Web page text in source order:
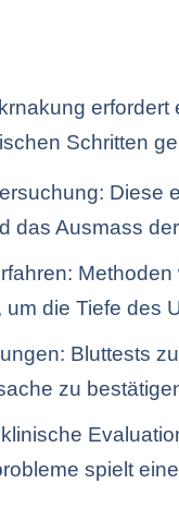
Schritten
Diese
das Ausmass
Methoden
um die Tiefe des
Bluttests
zu
spielt